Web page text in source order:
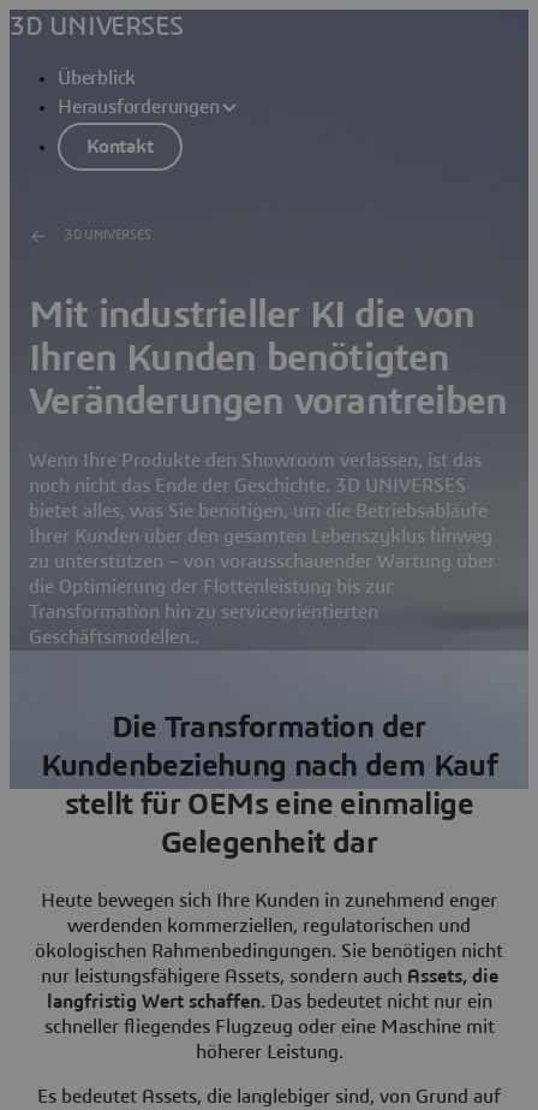
3D UNIVERSES
Überblick
Herausforderungen
Kontakt
3D UNIVERSES
Mit industrieller KI die von
Ihren Kunden benötigten
Veränderungen vorantreiben
Wenn Ihre Produkte den Showroom verlassen, ist das
noch nicht das Ende der Geschichte. 3D UNIVERSES
bietet alles, was Sie benötigen, um die Betriebsabläufe
Ihrer Kunden über den gesamten Lebenszyklus hinweg
zu unterstützen – von vorausschauender Wartung über
die Optimierung der Flottenleistung bis zur
Transformation hin zu serviceorientierten
Geschäftsmodellen..
Die Transformation der
Kundenbeziehung nach dem Kauf
stellt für OEMs eine einmalige
Gelegenheit dar
Heute bewegen sich Ihre Kunden in zunehmend enger
werdenden kommerziellen, regulatorischen und
ökologischen Rahmenbedingungen. Sie benötigen nicht
nur leistungsfähigere Assets, sondern auch Assets, die
langfristig Wert schaffen.Das bedeutet nicht nur ein
schneller fliegendes Flugzeug oder eine Maschine mit
höherer Leistung.
Es bedeutet Assets, die langlebiger sind, von Grund auf